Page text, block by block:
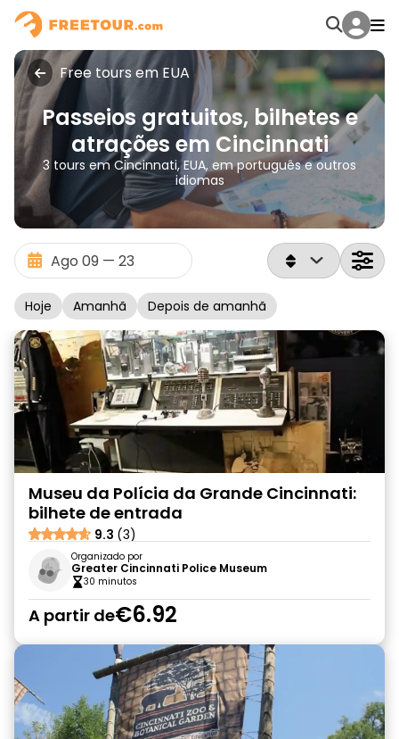
Free tours em EUA
Passeios gratuitos, bilhetes e
atrações em Cincinnati
3 tours em Cincinnati, EUA, em português e outros
idiomas
Hoje Amanhã Depois de amanhã
Museu da Polícia da Grande Cincinnati:
bilhete de entrada
9.3 (3)
Organizado por
Greater Cincinnati Police Museum
30 minutos
A partir de€6.92